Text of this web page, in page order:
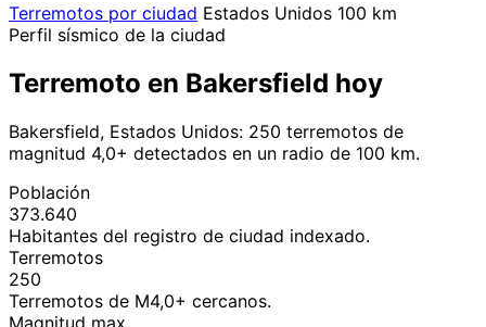
Terremotos por ciudad Estados Unidos 100 km
Perfil sísmico de la ciudad
Terremoto en Bakersfield hoy
Bakersfield, Estados Unidos: 250 terremotos de
magnitud 4,0+ detectados en un radio de 100 km.
Población
373.640
Habitantes del registro de ciudad indexado.
Terremotos
250
Terremotos de M4,0+ cercanos.
Magnitud max